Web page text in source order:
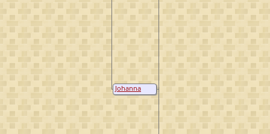
Johanna
Magdalena
Voet van